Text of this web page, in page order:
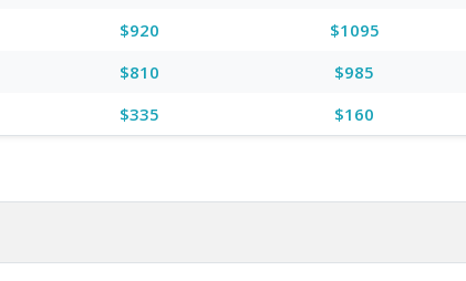
$920 $1095
$810 $985
$335 $160